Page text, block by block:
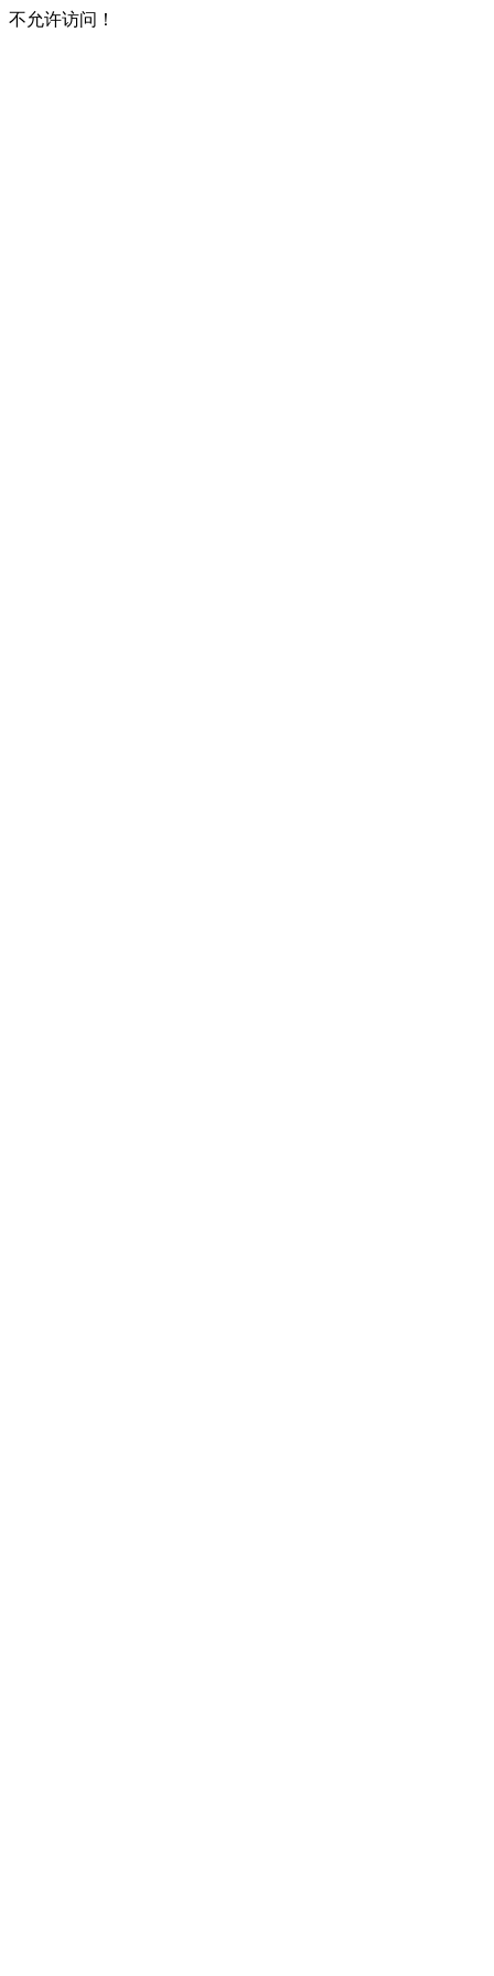
不允许访问！